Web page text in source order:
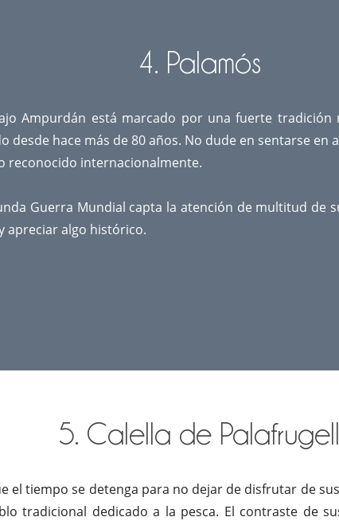
4. Palamós
Ampurdán está marcado por una fuerte
desde hace más de 80 años. No dude en sentarse
reconocido internacionalmente.
Guerra Mundial capta la atención de multitud de
apreciar algo histórico.
5. Calella de Palafrugell
el tiempo se detenga para no dejar de disfrutar de
tradicional dedicado a la pesca. El contraste de